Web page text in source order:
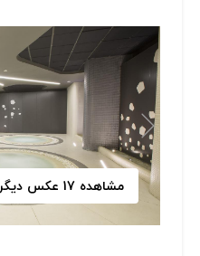
مشاهده 17 عکس دیگر